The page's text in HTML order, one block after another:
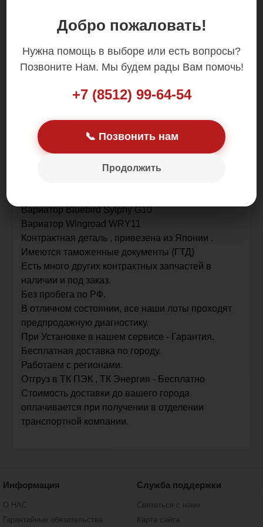
Добро пожаловать!
Нужна помощь в выборе или есть вопросы?
Позвоните Нам. Мы будем рады Вам помочь!
+7 (8512) 99-64-54
📞 Позвонить нам
Продолжить
Цена: 69 000.00 р.
В наличии в Астрахани.
Устанавливается на
Вариатор Primera P12
Вариатор Serena C24
Вариатор Bluebird Sylphy G10
Вариатор Wingroad WRY11
Контрактная деталь , привезена из Японии .
Имеются таможенные документы (ГТД)
Есть много других контрактных запчастей в
наличии и под заказ.
Без пробега по РФ.
В отличном состоянии, все наши лоты проходят
предпродажную диагностику.
При Установке в нашем сервисе - Гарантия.
Бесплатная доставка по городу.
Работаем с регионами.
Отгруз в ТК ПЭК , ТК Энергия - Бесплатно
Стоимость доставки до вашего города
оплачивается при получении в отделении
транспортной компании.
Информация
О НАС
Гарантийные обязательства
Служба поддержки
Связаться с нами
Карта сайта